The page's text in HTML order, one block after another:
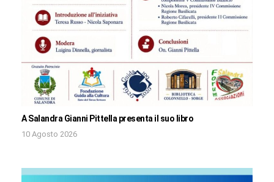
A Salandra Gianni Pittella presenta il suo libro
10 Agosto 2026